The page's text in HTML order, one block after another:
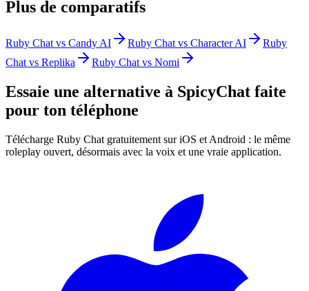
Plus de comparatifs
Ruby Chat vs Candy AI Ruby Chat vs Character AI
Ruby
Chat vs Replika
Ruby Chat vs Nomi
Essaie une alternative à SpicyChat faite
pour ton téléphone
Télécharge Ruby Chat gratuitement sur iOS et Android : le même
roleplay ouvert, désormais avec la voix et une vraie application.